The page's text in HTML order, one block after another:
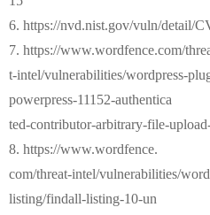
6. https://nvd.nist.gov/vuln/detail/
7. https://www.wordfence.com/
t-intel/vulnerabilities/wordpress-
powerpress-11152-authentica
ted-contributor-arbitrary-file-
8. https://www.wordfence.
com/threat-intel/vulnerabilities/
listing/findall-listing-10-un